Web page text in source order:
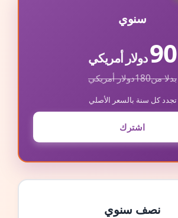
سنوي
90دولار أمريكي
بدلا من180دولار أمريكي
تجدد كل سنة بالسعر الأصلي
اشترك
نصف سنوي